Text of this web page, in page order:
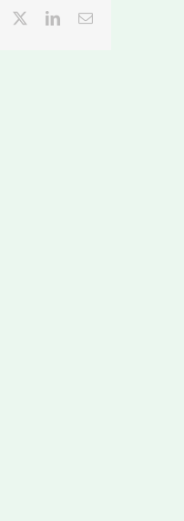
Facebook
TwitterLinkedInEmail: